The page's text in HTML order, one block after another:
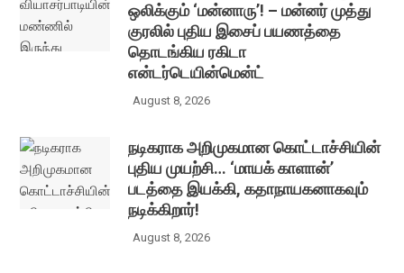
ஒலிக்கும் ‘மன்னாரு’! – மன்னர் முத்து
குரலில் புதிய இசைப் பயணத்தை
தொடங்கிய ரகிடா
என்டர்டெயின்மென்ட்
August 8, 2026
நடிகராக அறிமுகமான கொட்டாச்சியின்
புதிய முயற்சி… ‘மாயக் காளான்’
படத்தை இயக்கி, கதாநாயகனாகவும்
நடிக்கிறார்!
August 8, 2026